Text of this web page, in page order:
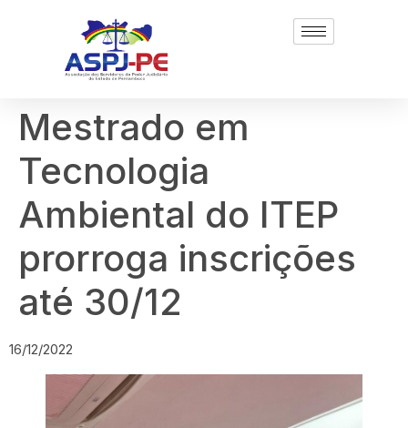
Mestrado em
Tecnologia
Ambiental do ITEP
prorroga inscrições
até 30/12
16/12/2022